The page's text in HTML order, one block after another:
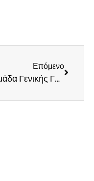
Επόμενο
Η ομάδα Γενικής Γυμναστικής στο 21ο Φεστιβάλ ΓγΟ στο Λαύριο.